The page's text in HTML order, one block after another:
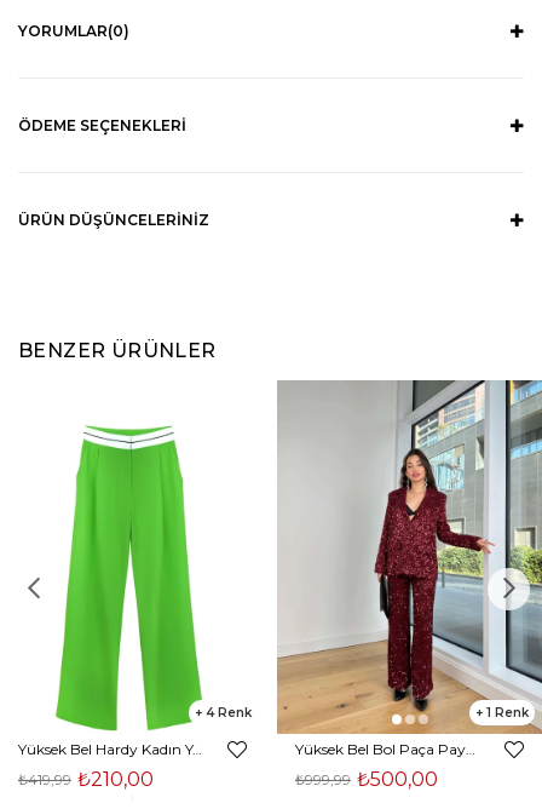
YORUMLAR(0)
ÖDEME SEÇENEKLERI
ÜRÜN DÜŞÜNCELERINIZ
BENZER ÜRÜNLER
4
Yüksek Bel Hardy Kadın Yeşil Palazzo Pantolon 23K000407
₺210,00
₺419,99
1
₺500,00
₺999,99